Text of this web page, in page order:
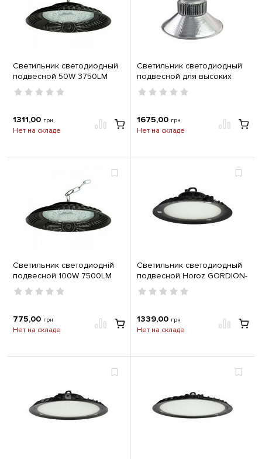
Светильник светодиодный
подвесной 50W 3750LM
6500K IP55 D=250 Lemanso
CAB111
1311,00 грн
Нет на складе
Светильник светодиодный
подвесной для высоких
потолков 100 Вт 4200К IP20
Olimpos-100 Horoz 063-002-
1675,00 грн
Нет на складе
Светильник светодиодній
подвесной 100W 7500LM
6500K IP55 D=300 Lemanso
CAB112
775,00 грн
Нет на складе
Светильник светодиодный
подвесной Horoz GORDION-
100 100Вт 6400К IP65
1339,00 грн
Нет на складе